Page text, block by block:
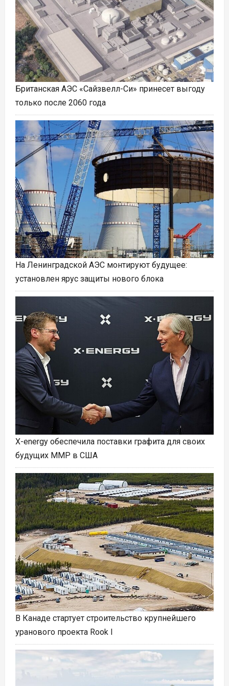
Британская АЭС «Сайзвелл-Си» принесет выгоду
только после 2060 года
На Ленинградской АЭС монтируют будущее:
установлен ярус защиты нового блока
X-energy обеспечила поставки графита для своих
будущих ММР в США
В Канаде стартует строительство крупнейшего
уранового проекта Rook I